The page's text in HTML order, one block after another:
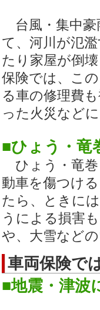
台風・集中豪
て、河川が氾
たり家屋が倒
保険では、こ
る車の修理費
った火災など
■ひょう・竜
ひょう・竜巻
動車を傷つけ
たら、ときに
うによる損害
や、大雪などの
車両保険で
■地震・津波